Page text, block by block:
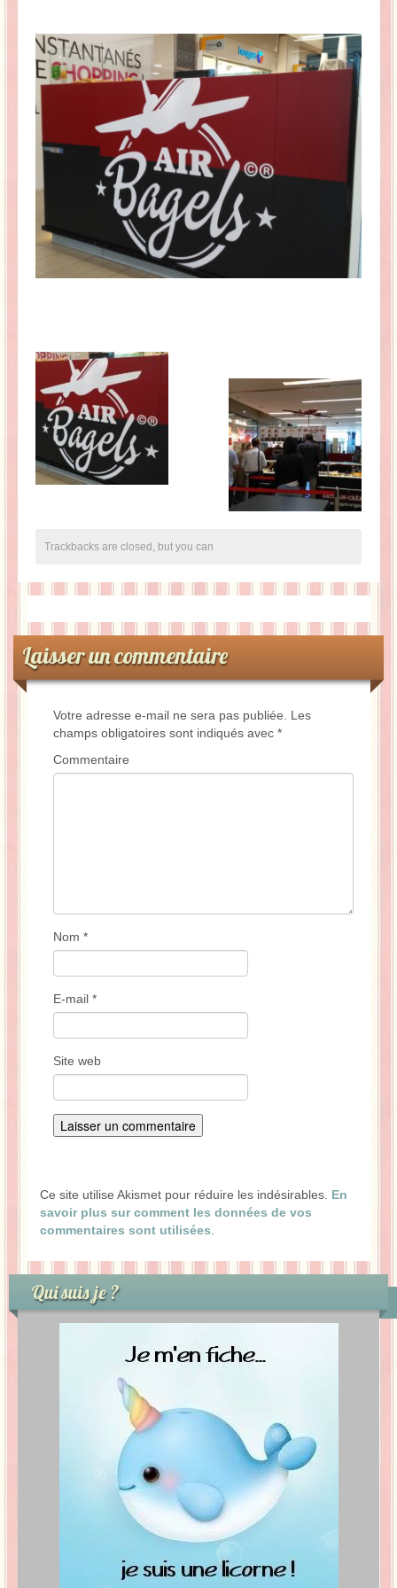
Ma période Weight Watchers
Trackbacks are closed, but you can
Laisser un commentaire
Votre adresse e-mail ne sera pas publiée.
Les
champs obligatoires sont indiqués avec *
Commentaire
Nom *
E-mail *
Site web
Ce site utilise Akismet pour réduire les indésirables. En
savoir plus sur comment les données de vos
commentaires sont utilisées
Qui suis je ?